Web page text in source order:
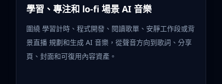
學習、專注和 lo-fi 場景 AI 音樂
圍繞 學習計時、程式開發、閱讀歌單、安靜工作段或背
景直播 規劃和生成 AI 音樂，從聲音方向到歌詞、分享
頁、封面和可復用內容資產。